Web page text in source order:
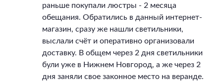
раньше покупали люстры - 2 месяца
обещания. Обратились в данный интернет-
магазин, сразу же нашли светильники,
выслали счёт и оперативно организовали
доставку. В общем через 2 дня светильники
були уже в Нижнем Новгород, а же через 2
дня заняли свое законное место на веранде.